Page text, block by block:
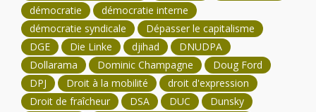
démocratie
démocratie interne
démocratie syndicale
Dépasser le capitalisme
DGE
Die Linke djihad
DNUDPA
Dollarama
Dominic Champagne
Doug Ford
DPJ
Droit à la mobilité
droit d'expression
Droit de fraîcheur
DSA DUC
Dunsky